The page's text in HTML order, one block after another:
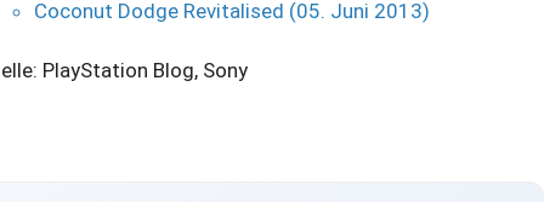
Coconut Dodge Revitalised (05. Juni 2013)
PlayStation Blog, Sony